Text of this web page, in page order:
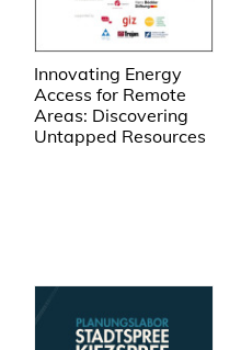
Innovating Energy
Access for Remote
Areas: Discovering
Untapped Resources